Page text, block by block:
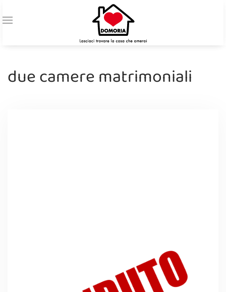
due camere matrimoniali